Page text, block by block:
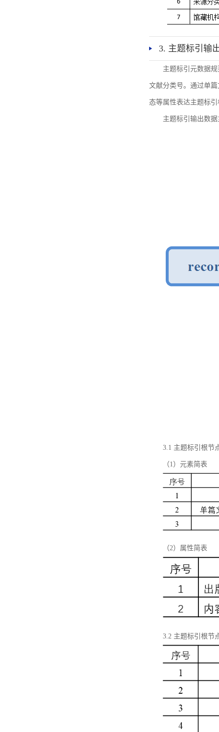
3. 主题标引输
主题标引元数据
文献分类号。通过单
态等属性表达主题标
主题标引输出数
3.1 主题标引根节
（1）元素简表
（2）属性简表
3.2 主题标引根节